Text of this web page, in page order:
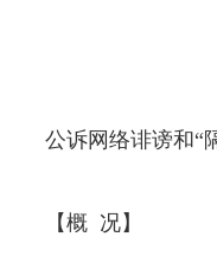
公诉网络诽谤和
【概 况】